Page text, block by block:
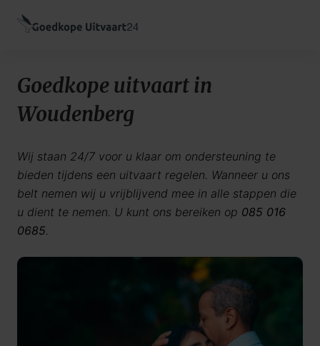
Goedkope uitvaart in
Woudenberg
Wij staan 24/7 voor u klaar om ondersteuning te
bieden tijdens een uitvaart regelen. Wanneer u ons
belt nemen wij u vrijblijvend mee in alle stappen die
u dient te nemen. U kunt ons bereiken op 085 016
0685.